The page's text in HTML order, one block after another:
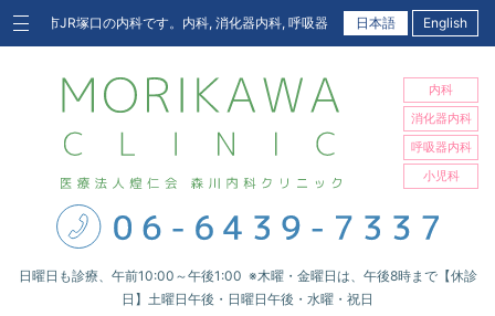
JR塚口の内科です。内科, 消化器内科, 呼吸器内科, 小児科日本語 English
内科
消化器内科
呼吸器内科
小児科
日曜日も診療、午前10:00～午後1:00 ※木曜・金曜日は、午後8時まで【休診
日】土曜日午後・日曜日午後・水曜・祝日